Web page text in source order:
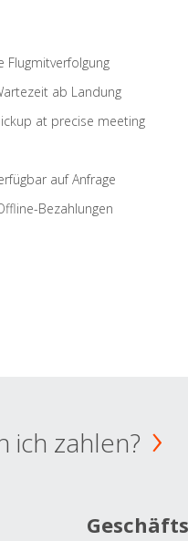
Flugmitverfolgung
ab Landung
at precise meeting
auf Anfrage
Bezahlungen
ich zahlen?